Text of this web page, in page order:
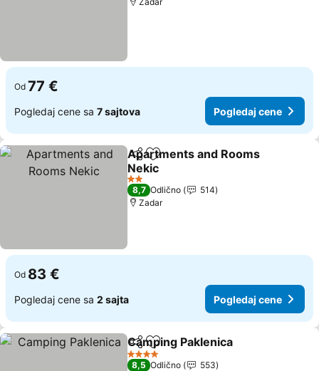
Od 77 €
Pogledaj cene sa 7 sajtova Pogledaj cene
Deli Dodati u favorite
Apartments and Rooms
Nekic
2 Zvezdice
8,7 Odlično
514
Zadar
Od 83 €
Pogledaj cene sa 2 sajta Pogledaj cene
Deli Dodati u favorite
Camping Paklenica
4 Zvezdice
8,5 Odlično
553